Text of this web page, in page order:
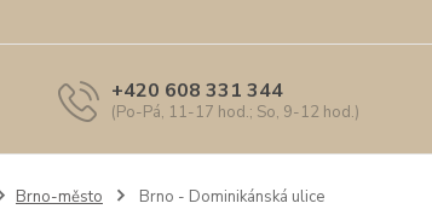
+420 608 331 344
(Po-Pá, 11-17 hod.; So, 9-12 hod.)
Brno-město Brno - Dominikánská ulice